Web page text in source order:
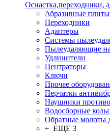
Оснастка,переходники,
Абразивные
Переходники
Адаптеры
Системы
Пылеудаляющие
Удлинители
Центраторы
Ключи
Прочее
Перчатки
Наушники
Водосборные
Обратные молоты
+ ЕЩЕ 3